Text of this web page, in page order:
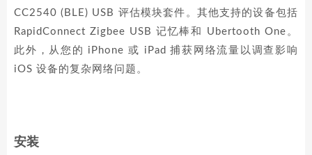
CC2540 (BLE) USB 评估模块套件。其他支持的设备包括
RapidConnect Zigbee USB 记忆棒和 Ubertooth One。
此外，从您的 iPhone 或 iPad 捕获网络流量以调查影响
iOS 设备的复杂网络问题。
安装